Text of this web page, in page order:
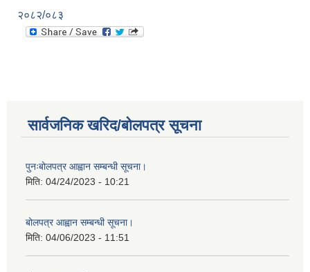
२०८२/०८३
सार्वजनिक खरिद/बोलपत्र सूचना
पुनःबोलपत्र आह्वान सम्बन्धी सूचना।
मिति: 04/24/2023 - 10:21
बोलपत्र आह्वान सम्बन्धी सूचना।
मिति: 04/06/2023 - 11:51